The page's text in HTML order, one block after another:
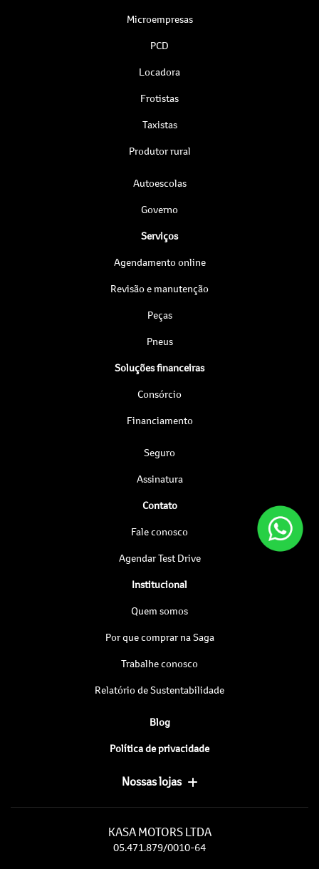
Microempresas
PCD
Locadora
Frotistas
Taxistas
Produtor rural
Autoescolas
Governo
Serviços
Agendamento online
Revisão e manutenção
Peças
Pneus
Soluções financeiras
Consórcio
Financiamento
Seguro
Assinatura
Contato
Fale conosco
Agendar Test Drive
Institucional
Quem somos
Por que comprar na Saga
Trabalhe conosco
Relatório de Sustentabilidade
Blog
Política de privacidade
Nossas lojas
KASA MOTORS LTDA
05.471.879/0010-64